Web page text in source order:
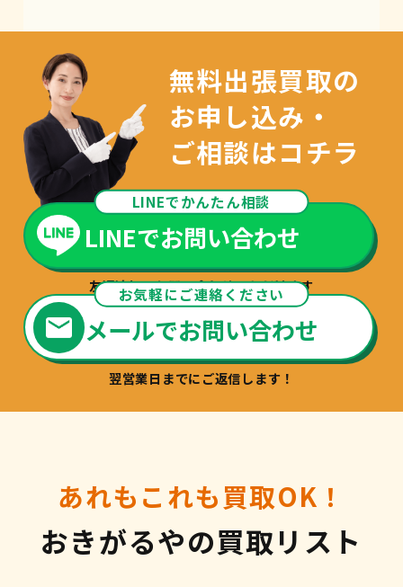
無料出張買取の
お申し込み・
ご相談はコチラ
LINEでかんたん相談
LINEでお問い合わせ
友達追加でお問い合わせいただけます
お気軽にご連絡ください
メールでお問い合わせ
翌営業日までにご返信します！
あれもこれも買取OK！
おきがるやの買取リスト